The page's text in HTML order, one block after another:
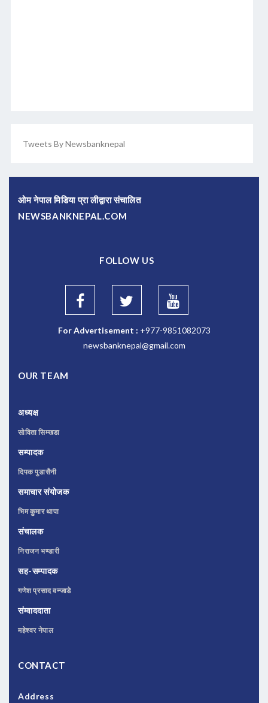
Tweets By Newsbanknepal
ओम नेपाल मिडिया प्रा लीद्वारा संचालित
NEWSBANKNEPAL.COM
FOLLOW US
For Advertisement : +977-9851082073
newsbanknepal@gmail.com
OUR TEAM
अध्यक्ष
सोविता सिम्खडा
सम्पादक
दिपक पुडासैनी
समाचार संयोजक
भिम कुमार थापा
संचालक
निराजन भण्डारी
सह-सम्पादक
गणेश प्रसाद वन्जाडे
संम्वाददाता
महेश्वर नेपाल
CONTACT
Address